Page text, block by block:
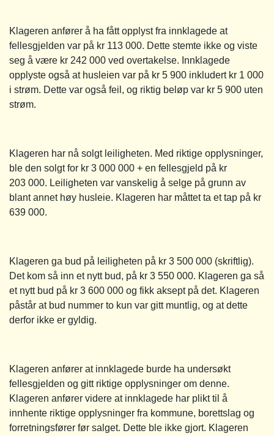
Klageren anfører å ha fått opplyst fra innklagede at
fellesgjelden var på kr 113 000. Dette stemte ikke og viste
seg å være kr 242 000 ved overtakelse. Innklagede
opplyste også at husleien var på kr 5 900 inkludert kr 1 000
i strøm. Dette var også feil, og riktig beløp var kr 5 900 uten
strøm.
Klageren har nå solgt leiligheten. Med riktige opplysninger,
ble den solgt for kr 3 000 000 + en fellesgjeld på kr
203 000. Leiligheten var vanskelig å selge på grunn av
blant annet høy husleie. Klageren har måttet ta et tap på kr
639 000.
Klageren ga bud på leiligheten på kr 3 500 000 (skriftlig).
Det kom så inn et nytt bud, på kr 3 550 000. Klageren ga så
et nytt bud på kr 3 600 000 og fikk aksept på det. Klageren
påstår at bud nummer to kun var gitt muntlig, og at dette
derfor ikke er gyldig.
Klageren anfører at innklagede burde ha undersøkt
fellesgjelden og gitt riktige opplysninger om denne.
Klageren anfører videre at innklagede har plikt til å
innhente riktige opplysninger fra kommune, borettslag og
forretningsfører før salget. Dette ble ikke gjort. Klageren